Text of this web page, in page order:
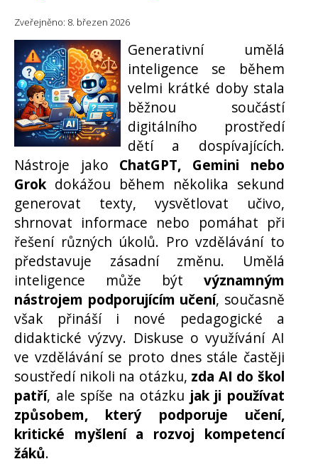
Zveřejněno: 8. březen 2026
Generativní umělá
inteligence se během
velmi krátké doby stala
běžnou součástí
digitálního prostředí
dětí a dospívajících.
Nástroje jako ChatGPT, Gemini nebo
Grokdokážou během několika sekund
generovat texty, vysvětlovat učivo,
shrnovat informace nebo pomáhat při
řešení různých úkolů. Pro vzdělávání to
představuje zásadní změnu. Umělá
inteligence může být významným
nástrojem podporujícím učení, současně
však přináší i nové pedagogické a
didaktické výzvy. Diskuse o využívání AI
ve vzdělávání se proto dnes stále častěji
soustředí nikoli na otázku, zda AI do škol
patří, ale spíše na otázku jak ji používat
způsobem, který podporuje učení,
kritické myšlení a rozvoj kompetencí
žáků.